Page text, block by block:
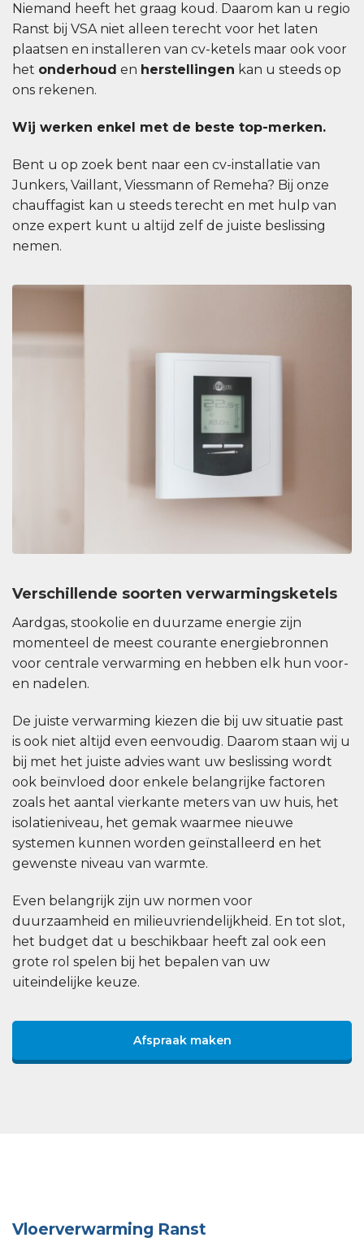
Niemand heeft het graag koud. Daarom kan u regio
Ranst bij VSA niet alleen terecht voor het laten
plaatsen en installeren van cv-ketels maar ook voor
het onderhoud en herstellingen kan u steeds op
ons rekenen.
Wij werken enkel met de beste top-merken.
Bent u op zoek bent naar een cv-installatie van
Junkers, Vaillant, Viessmann of Remeha? Bij onze
chauffagist kan u steeds terecht en met hulp van
onze expert kunt u altijd zelf de juiste beslissing
nemen.
Verschillende soorten verwarmingsketels
Aardgas, stookolie en duurzame energie zijn
momenteel de meest courante energiebronnen
voor centrale verwarming en hebben elk hun voor-
en nadelen.
De juiste verwarming kiezen die bij uw situatie past
is ook niet altijd even eenvoudig. Daarom staan wij u
bij met het juiste advies want uw beslissing wordt
ook beïnvloed door enkele belangrijke factoren
zoals het aantal vierkante meters van uw huis, het
isolatieniveau, het gemak waarmee nieuwe
systemen kunnen worden geïnstalleerd en het
gewenste niveau van warmte.
Even belangrijk zijn uw normen voor
duurzaamheid en milieuvriendelijkheid. En tot slot,
het budget dat u beschikbaar heeft zal ook een
grote rol spelen bij het bepalen van uw
uiteindelijke keuze.
Afspraak maken
Vloerverwarming Ranst